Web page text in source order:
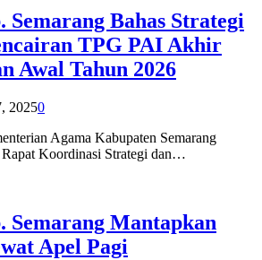
Semarang Bahas Strategi
TPG PAI Akhir
Awal Tahun 2026
20250
Agama Kabupaten Semarang
Koordinasi Strategi dan…
Semarang Mantapkan
Apel Pagi